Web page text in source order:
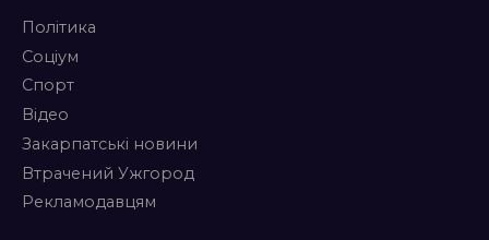
Політика
Соціум
Спорт
Відео
Закарпатські новини
Втрачений Ужгород
Рекламодавцям